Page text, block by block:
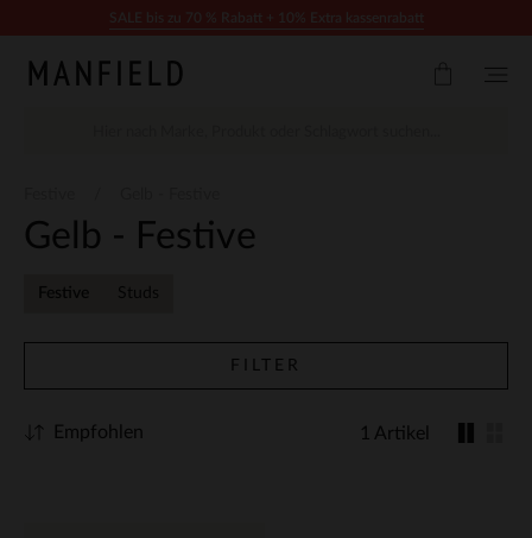
Gelb - Festive
Festive Studs
FILTER
1 Artikel
Empfohlen